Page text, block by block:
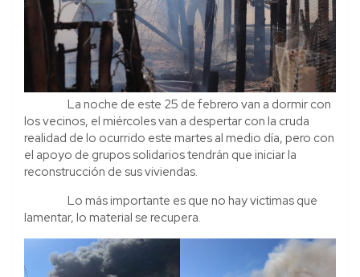
La noche de este 25 de febrero van a dormir con
los vecinos, el miércoles van a despertar con la cruda
realidad de lo ocurrido este martes al medio día, pero con
el apoyo de grupos solidarios tendrán que iniciar la
reconstrucción de sus viviendas.
Lo más importante es que no hay victimas que
lamentar, lo material se recupera.